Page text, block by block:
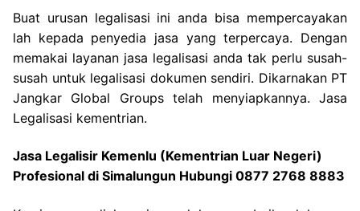
Buat urusan legalisasi ini anda bisa mempercayakan
lah kepada penyedia jasa yang terpercaya. Dengan
memakai layanan jasa legalisasi anda tak perlu susah-
susah untuk legalisasi dokumen sendiri. Dikarnakan PT
Jangkar Global Groups telah menyiapkannya. Jasa
Legalisasi kementrian.
Jasa Legalisir Kemenlu (Kementrian Luar Negeri)
Profesional di Simalungun Hubungi 0877 2768 8883